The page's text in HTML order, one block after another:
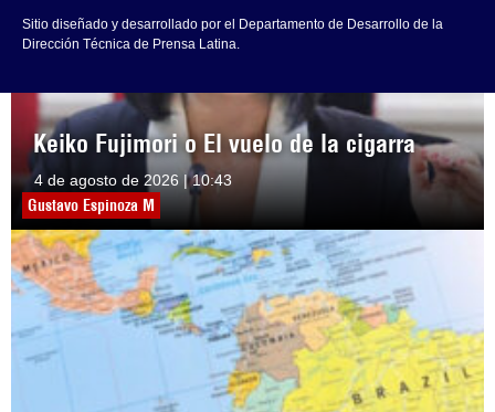
Keiko Fujimori o El vuelo de la cigarra
4 de agosto de 2026 | 10:43
Gustavo Espinoza M
Sitio diseñado y desarrollado por el Departamento de Desarrollo de la
Dirección Técnica de Prensa Latina.